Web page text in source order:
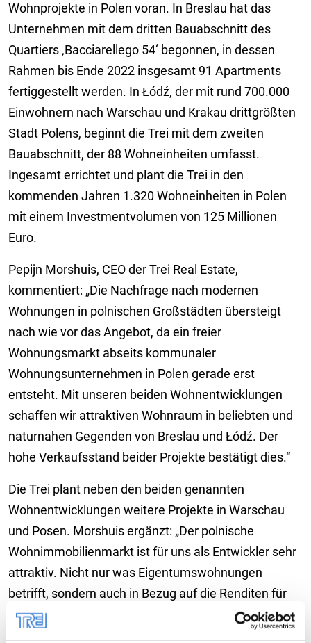
Wohnprojekte in Polen voran. In Breslau hat das
Unternehmen mit dem dritten Bauabschnitt des
Quartiers ‚Bacciarellego 54‘ begonnen, in dessen
Rahmen bis Ende 2022 insgesamt 91 Apartments
fertiggestellt werden. In Łódź, der mit rund 700.000
Einwohnern nach Warschau und Krakau drittgrößten
Stadt Polens, beginnt die Trei mit dem zweiten
Bauabschnitt, der 88 Wohneinheiten umfasst.
Ingesamt errichtet und plant die Trei in den
kommenden Jahren 1.320 Wohneinheiten in Polen
mit einem Investmentvolumen von 125 Millionen
Euro.
Pepijn Morshuis, CEO der Trei Real Estate,
kommentiert: „Die Nachfrage nach modernen
Wohnungen in polnischen Großstädten übersteigt
nach wie vor das Angebot, da ein freier
Wohnungsmarkt abseits kommunaler
Wohnungsunternehmen in Polen gerade erst
entsteht. Mit unseren beiden Wohnentwicklungen
schaffen wir attraktiven Wohnraum in beliebten und
naturnahen Gegenden von Breslau und Łódź. Der
hohe Verkaufsstand beider Projekte bestätigt dies.“
Die Trei plant neben den beiden genannten
Wohnentwicklungen weitere Projekte in Warschau
und Posen. Morshuis ergänzt: „Der polnische
Wohnimmobilienmarkt ist für uns als Entwickler sehr
attraktiv. Nicht nur was Eigentumswohnungen
betrifft, sondern auch in Bezug auf die Renditen für
Mietwohnungen schneidet Polen im internationalen